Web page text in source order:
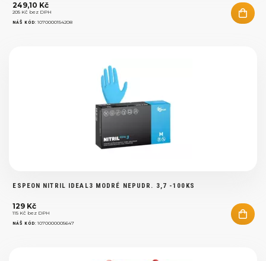
249,10 Kč
205 Kč bez DPH
NÁŠ KÓD:1070000154208
ESPEON NITRIL IDEAL3 MODRÉ NEPUDR. 3,7 -100KS
129 Kč
115 Kč bez DPH
NÁŠ KÓD:1070000005647